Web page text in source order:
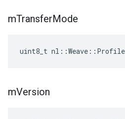
mTransferMode
uint8_t
mVersion